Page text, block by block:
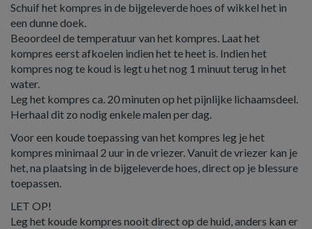
Schuif het kompres in de bijgeleverde hoes of wikkel het in
een dunne doek.
Beoordeel de temperatuur van het kompres. Laat het
kompres eerst afkoelen indien het te heet is. Indien het
kompres nog te koud is legt u het nog 1 minuut terug in het
water.
Leg het kompres ca. 20 minuten op het pijnlijke lichaamsdeel.
Herhaal dit zo nodig enkele malen per dag.
Voor een koude toepassing van het kompres leg je het
kompres minimaal 2 uur in de vriezer. Vanuit de vriezer kan je
het, na plaatsing in de bijgeleverde hoes, direct op je blessure
toepassen.
LET OP!
Leg het koude kompres nooit direct op de huid, anders kan er